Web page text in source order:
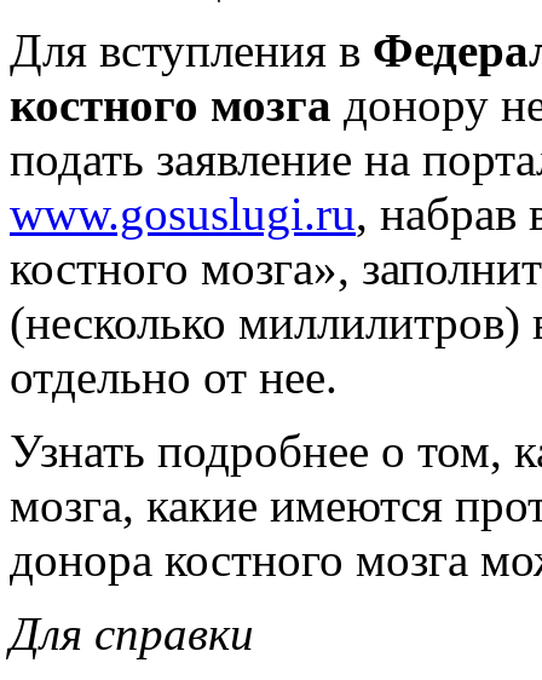
Для вступления в
костного мозга донору
подать заявление на
www.gosuslugi.ru, набрав
костного мозга»,
(несколько
отдельно от нее.
Узнать подробнее о том,
мозга, какие имеются
донора костного мозга
Для справки